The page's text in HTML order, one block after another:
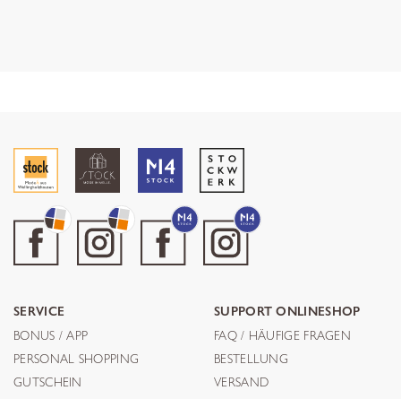
SERVICE
BONUS / APP
PERSONAL SHOPPING
GUTSCHEIN
SUPPORT ONLINESHOP
FAQ / HÄUFIGE FRAGEN
BESTELLUNG
VERSAND